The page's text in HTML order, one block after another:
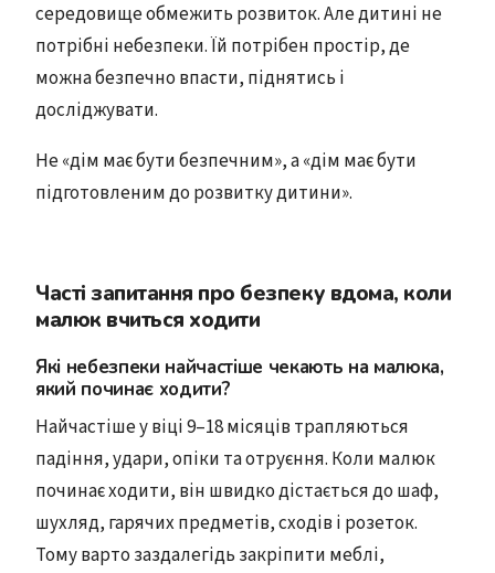
середовище обмежить розвиток. Але дитині не
потрібні небезпеки. Їй потрібен простір, де
можна безпечно впасти, піднятись і
досліджувати.
Не «дім має бути безпечним», а «дім має бути
підготовленим до розвитку дитини».
Часті запитання про безпеку вдома, коли
малюк вчиться ходити
Які небезпеки найчастіше чекають на малюка,
який починає ходити?
Найчастіше у віці 9–18 місяців трапляються
падіння, удари, опіки та отруєння. Коли малюк
починає ходити, він швидко дістається до шаф,
шухляд, гарячих предметів, сходів і розеток.
Тому варто заздалегідь закріпити меблі,